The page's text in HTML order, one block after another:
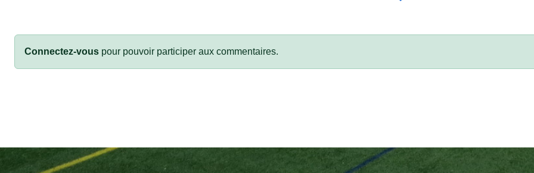
Connectez-vous pour pouvoir participer aux commentaires.